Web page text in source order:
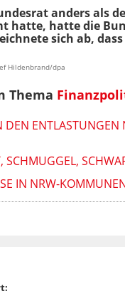
anders als
hatte, hatte die
sich ab,
Hildenbrand/dpa
Thema
DEN ENTLASTUNGEN
SCHMUGGEL,
IN NRW-